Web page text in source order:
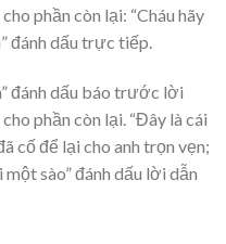
phần còn lại: “Cháu hãy
đánh dấu trực tiếp.
đánh dấu báo trước lời
phần còn lại. “Đây là cái
cố để lại cho anh trọn vẹn;
sào” đánh dấu lời dẫn